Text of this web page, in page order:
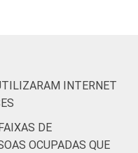
INTERNET
DE
OCUPADAS QUE